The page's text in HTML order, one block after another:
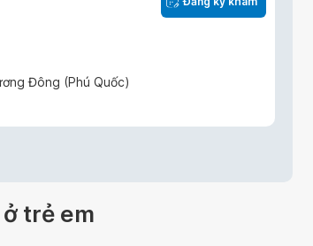
Đông (Phú Quốc)
trẻ em